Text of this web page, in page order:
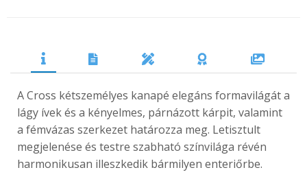
A Cross kétszemélyes kanapé elegáns formavilágát a
lágy ívek és a kényelmes, párnázott kárpit, valamint
a fémvázas szerkezet határozza meg. Letisztult
megjelenése és testre szabható színvilága révén
harmonikusan illeszkedik bármilyen enteriőrbe.